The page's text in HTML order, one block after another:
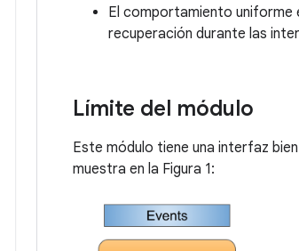
El comportamiento uniforme
recuperación durante las
Límite del módulo
Este módulo tiene una interfaz
muestra en la Figura 1: